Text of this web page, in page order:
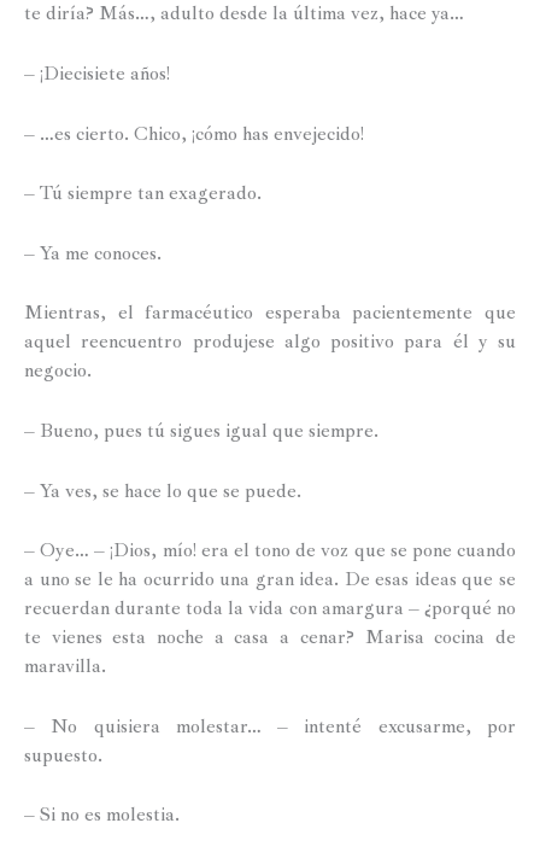
te diría? Más…, adulto desde la última vez, hace ya…
– ¡Diecisiete años!
– …es cierto. Chico, ¡cómo has envejecido!
– Tú siempre tan exagerado.
– Ya me conoces.
Mientras, el farmacéutico esperaba pacientemente que
aquel reencuentro produjese algo positivo para él y su
negocio.
– Bueno, pues tú sigues igual que siempre.
– Ya ves, se hace lo que se puede.
– Oye… – ¡Dios, mío! era el tono de voz que se pone cuando
a uno se le ha ocurrido una gran idea. De esas ideas que se
recuerdan durante toda la vida con amargura – ¿porqué no
te vienes esta noche a casa a cenar? Marisa cocina de
maravilla.
– No quisiera molestar… – intenté excusarme, por
supuesto.
– Si no es molestia.